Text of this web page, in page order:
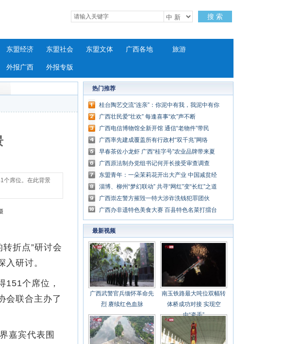
搜 索
东盟经济 东盟社会 东盟文体 广西各地 旅游
外报广西 外报专版
个席位。在此背景
折点”研讨会
研讨。
个席位，
会联合主办了
嘉宾代表围
热门推荐
桂台陶艺交流“连亲”：你泥中有我，我泥中有你
广西壮民爱“壮欢” 每逢喜事“欢”声不断
广西电信博物馆全新开馆 通信“老物件”带民
众“穿越”时光
广西率先建成覆盖所有行政村“双千兆”网络
早春茶佐小龙虾 广西“桂字号”农业品牌带来夏
之盛宴
广西原法制办党组书记何开长接受审查调查
东盟青年：一朵茉莉花开出大产业 中国减贫经
验值得学习
淄博、柳州“梦幻联动” 共寻“网红”变“长红”之道
广西崇左警方摧毁一特大涉诈洗钱犯罪团伙
广西办非遗特色美食大赛 百县特色名菜打擂台
最新视频
广西武警官兵缅怀革命先
烈 赓续红色血脉
南玉铁路最大吨位双幅转
体桥成功对接 实现空
中“牵手”